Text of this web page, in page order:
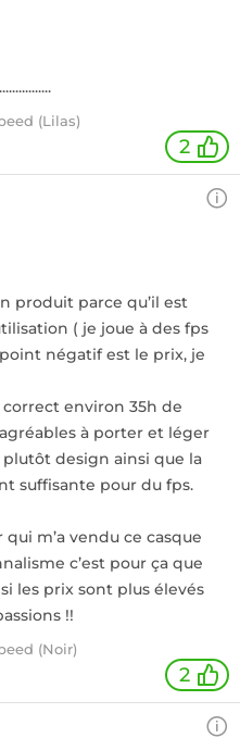
(Lilas)
2
produit parce qu’il est
( je joue à des fps
négatif est le prix, je
environ 35h de
à porter et léger
design ainsi que la
suffisante pour du fps.
m’a vendu ce casque
c’est pour ça que
les prix sont plus élevés
!!
(Noir)
2